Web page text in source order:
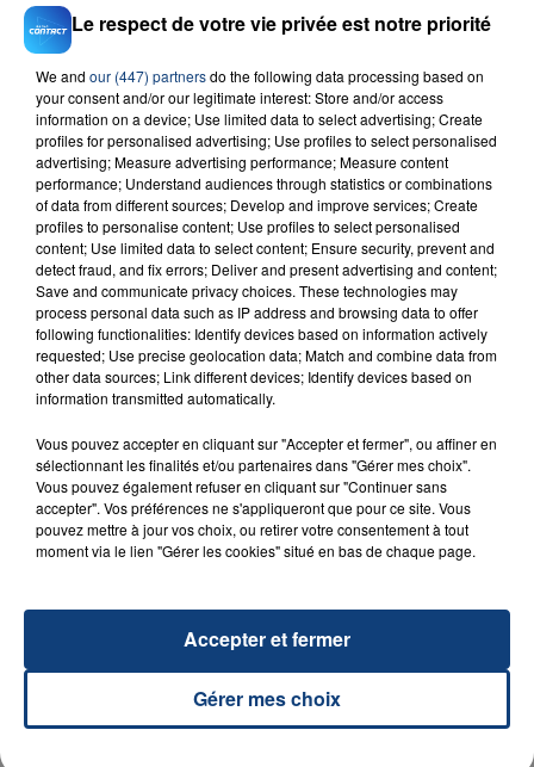
FIL D'ACTU
23 juillet 2026
INCENDIE MORTEL À LENS : UNE FEMME ET
SON BÉBÉ ENTRE LA VIE ET LA...
Un homme s'est immolé par le feu après avoir
aspergé sa compagne et leur bébé de trois mois
d'un liquide inflammable.
UNE ADOLESCENTE DEVANT SE FAIRE
OPÉRER DE LA CHEVILLE RESSORT DE LA...
La famille a porté plainte contre la clinique qui a
reconnu sa responsabilité et présenté ses
excuses.
Le respect de votre vie privée est notre priorité
We and our (447) partnersdo the following data processing based on
your consent and/or our legitimate interest: Store and/or access
information on a device; Use limited data to select advertising; Create
profiles for personalised advertising; Use profiles to select personalised
advertising; Measure advertising performance; Measure content
performance; Understand audiences through statistics or combinations
of data from different sources; Develop and improve services; Create
profiles to personalise content; Use profiles to select personalised
content; Use limited data to select content; Ensure security, prevent and
detect fraud, and fix errors; Deliver and present advertising and content;
Save and communicate privacy choices. These technologies may
process personal data such as IP address and browsing data to offer
following functionalities: Identify devices based on information actively
requested; Use precise geolocation data; Match and combine data from
other data sources; Link different devices; Identify devices based on
information transmitted automatically.
Vous pouvez accepter en cliquant sur "Accepter et fermer", ou affiner en
sélectionnant les finalités et/ou partenaires dans "Gérer mes choix".
Vous pouvez également refuser en cliquant sur "Continuer sans
accepter". Vos préférences ne s'appliqueront que pour ce site. Vous
pouvez mettre à jour vos choix, ou retirer votre consentement à tout
moment via le lien "Gérer les cookies" situé en bas de chaque page.
Gérer mes choix
Accepter et fermer